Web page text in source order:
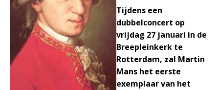
Tijdens een
dubbelconcert op
vrijdag 27 januari in de
Breepleinkerk te
Rotterdam, zal Martin
Mans het eerste
exemplaar van het